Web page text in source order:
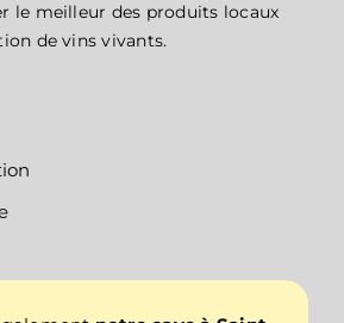
le meilleur des produits locaux
de vins vivants.